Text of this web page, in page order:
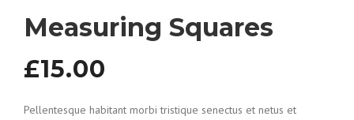
Measuring Squares
£15.00
Pellentesque habitant morbi tristique senectus et netus et